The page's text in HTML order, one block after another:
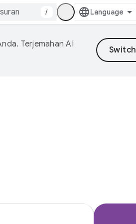
/
Terjemahan AI